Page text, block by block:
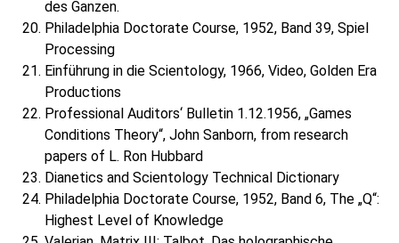
des Ganzen.
Philadelphia Doctorate Course, 1952, Band 39, Spiel
Processing
Einführung in die Scientology, 1966, Video, Golden Era
Productions
Professional Auditors‘ Bulletin 1.12.1956, „Games
Conditions Theory“, John Sanborn, from research
papers of L. Ron Hubbard
Dianetics and Scientology Technical Dictionary
Philadelphia Doctorate Course, 1952, Band 6, The „Q“:
Highest Level of Knowledge